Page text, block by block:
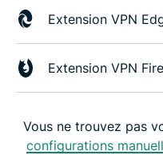
Extension VPN
Extension VPN
Vous ne trouvez pas
configurations